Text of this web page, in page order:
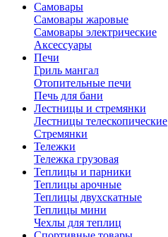
Самовары
Самовары жаровые
Самовары электрические
Аксессуары
Печи
Гриль мангал
Отопительные печи
Печь для бани
Лестницы и стремянки
Лестницы телескопические
Стремянки
Тележки
Тележка грузовая
Теплицы и парники
Теплицы арочные
Теплицы двухскатные
Теплицы мини
Чехлы для теплиц